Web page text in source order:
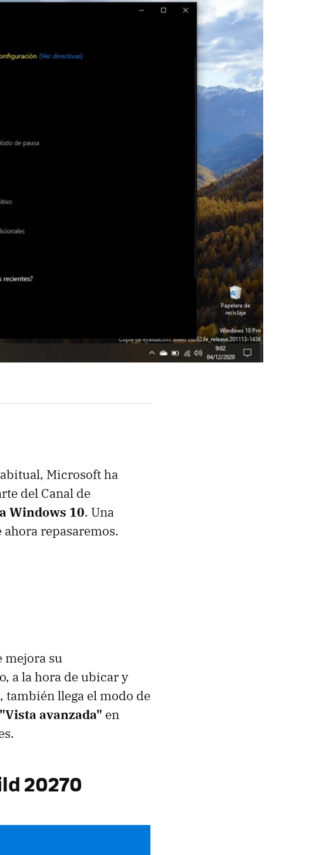
Microsoft ha
del Canal de
Windows 10. Una
repasaremos.
mejora su
a la hora de ubicar y
también llega el modo de
avanzada" en
20270